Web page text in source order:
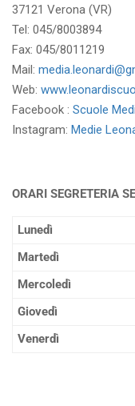
37121 Verona (VR)
Tel: 045/8003894
Fax: 045/8011219
Mail:
Web:
Facebook : Scuole
Instagram: Medie
ORARI SEGRETERIA
Lunedì
Martedì
Mercoledì
Giovedì
Venerdì